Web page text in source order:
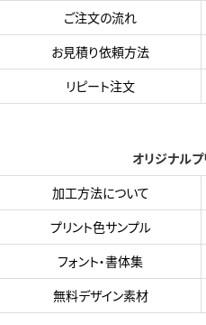
ご注文の流れ
お見積り依頼方法
リピート注文
オリジナル
加工方法について
プリント色サンプル
フォント・書体集
無料デザイン素材